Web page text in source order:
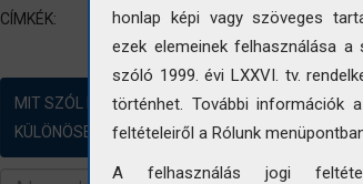
CÍMKÉK: UVATERV autópálya út
MIT SZÓL HOZZÁ?! ÖRÖMMEL FOGADJUK A
KÜLÖNÖSEN AZOKBAN AZ ESETEKBEN, AHOL
honlap képi vagy szöveges
ezek elemeinek felhasználása a
szóló 1999. évi LXXVI. tv.
történhet. További információk
feltételeiről a Rólunk
A felhasználás jogi